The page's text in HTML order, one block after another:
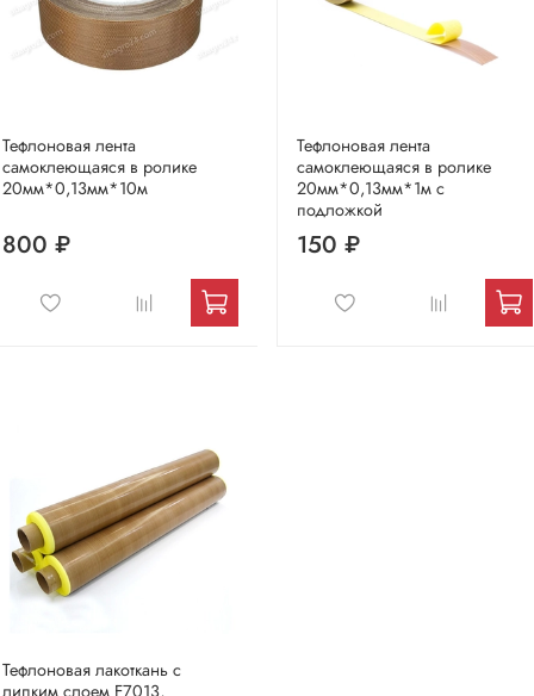
Тефлоновая лента
самоклеющаяся в ролике
20мм*0,13мм*10м
800 ₽
Тефлоновая лента
самоклеющаяся в ролике
20мм*0,13мм*1м с
подложкой
150 ₽
Тефлоновая лакоткань с
липким слоем F7013,